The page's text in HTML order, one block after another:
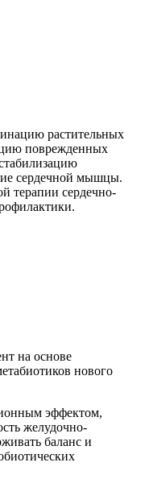
растительных
поврежденных
сердечной мышцы.
терапии сердечно-
на основе
нового
эффектом,
желудочно-
баланс и